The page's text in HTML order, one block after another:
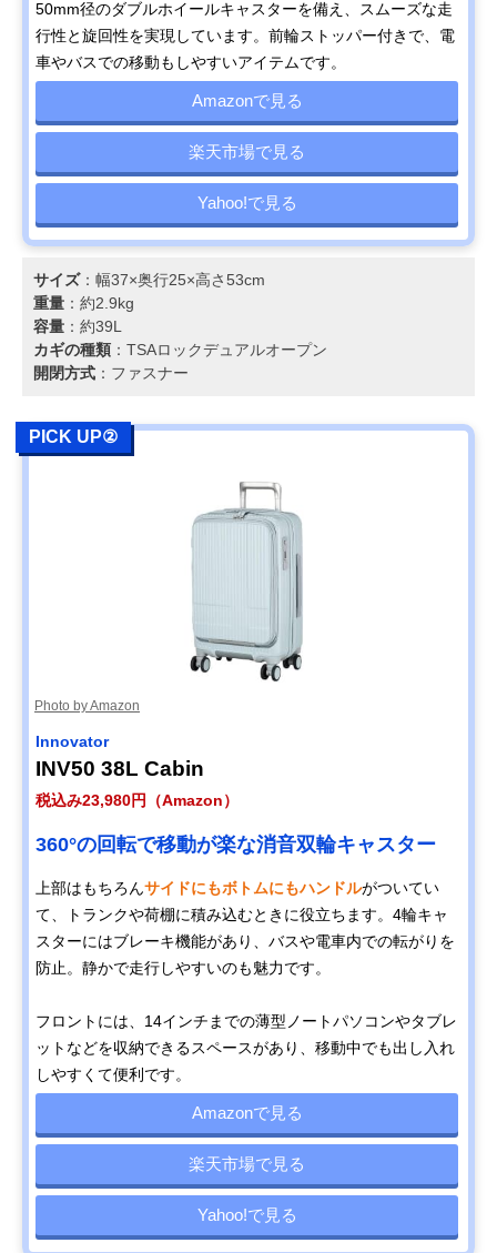
50mm径のダブルホイールキャスターを備え、スムーズな走
行性と旋回性を実現しています。前輪ストッパー付きで、電
車やバスでの移動もしやすいアイテムです。
Amazonで見る
楽天市場で見る
Yahoo!で見る
サイズ：幅37×奥行25×高さ53cm
重量 ：約2.9kg
容量 ：約39L
カギの種類 ：TSAロックデュアルオープン
開閉方式 ：ファスナー
PICK UP②
Photo by Amazon
Innovator
INV50 38L Cabin
税込み23,980円（Amazon）
360°の回転で移動が楽な消音双輪キャスター
上部はもちろんサイドにもボトムにもハンドルがついてい
て、トランクや荷棚に積み込むときに役立ちます。4輪キャ
スターにはブレーキ機能があり、バスや電車内での転がりを
防止。静かで走行しやすいのも魅力です。
フロントには、14インチまでの薄型ノートパソコンやタブレ
ットなどを収納できるスペースがあり、移動中でも出し入れ
しやすくて便利です。
Amazonで見る
楽天市場で見る
Yahoo!で見る